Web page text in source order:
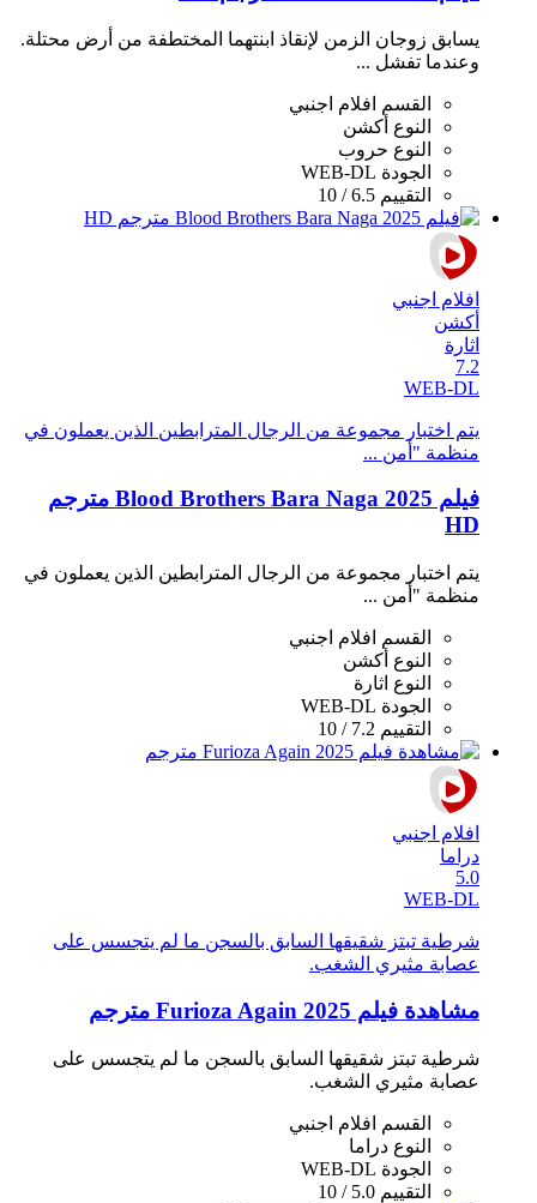
يسابق زوجان الزمن لإنقاذ ابنتهما المختطفة من أرض محتلة.
وعندما تفشل ...
القسم
افلام اجنبي
النوع أكشن
النوع حروب
الجودة WEB-DL
التقييم 6.5 / 10
افلام اجنبي
أكشن
اثارة
7.2
WEB-DL
يتم اختبار مجموعة من الرجال المترابطين الذين يعملون في
منظمة "أمن ...
فيلم Blood Brothers Bara Naga 2025 مترجم
HD
يتم اختبار مجموعة من الرجال المترابطين الذين يعملون في
منظمة "أمن ...
القسم
افلام اجنبي
النوع أكشن
النوع اثارة
الجودة WEB-DL
التقييم 7.2 / 10
افلام اجنبي
دراما
5.0
WEB-DL
شرطية تبتز شقيقها السابق بالسجن ما لم يتجسس على
عصابة مثيري الشغب.
مشاهدة فيلم Furioza Again 2025 مترجم
شرطية تبتز شقيقها السابق بالسجن ما لم يتجسس على
عصابة مثيري الشغب.
القسم
افلام اجنبي
النوع دراما
الجودة WEB-DL
التقييم 5.0 / 10